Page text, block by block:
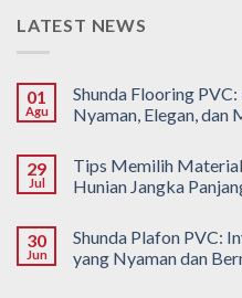
LATEST NEWS
01
Agu
Shunda Flooring
Nyaman, Elegan, dan
29
Jul
Tips Memilih
Hunian Jangka
30
Jun
Shunda Plafon PVC:
yang Nyaman dan